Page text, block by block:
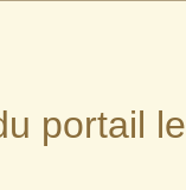
portail